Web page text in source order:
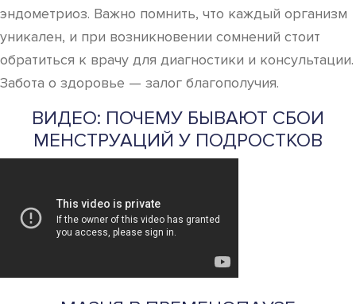
эндометриоз. Важно помнить, что каждый организм
уникален, и при возникновении сомнений стоит
обратиться к врачу для диагностики и консультации.
Забота о здоровье — залог благополучия.
ВИДЕО: ПОЧЕМУ БЫВАЮТ СБОИ
МЕНСТРУАЦИЙ У ПОДРОСТКОВ